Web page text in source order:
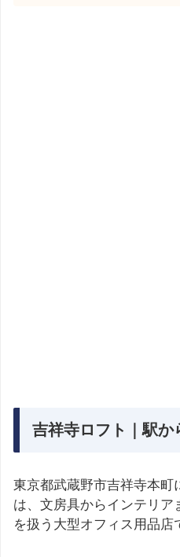
吉祥寺ロフト｜駅か
東京都武蔵野市吉祥寺本町
は、文房具からインテリ
を扱う大型オフィス用品店